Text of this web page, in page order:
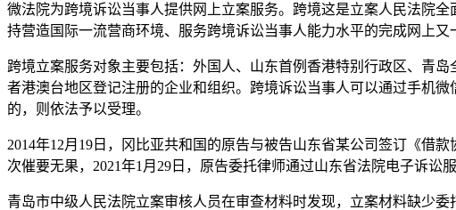
微法院为跨境诉讼当事人提供网上立案服务。跨境这是立案人民法院
持营造国际一流营商环境、服务跨境诉讼当事人能力水平的完成网上又
跨境立案服务对象主要包括：外国人、山东首例香港特别行政区、青
者港澳台地区登记注册的企业和组织。跨境诉讼当事人可以通过手机
的，则依法予以受理。
2014年12月19日，冈比亚共和国的原告与被告山东省某公司签订《借
次催要无果，2021年1月29日，原告委托律师通过山东省法院电子诉讼
青岛市中级人民法院立案审核人员在审查材料时发现，立案材料缺少